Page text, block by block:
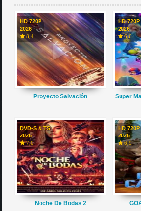
HD 720P
2026
8,4
Proyecto Salvación
HD 720P
2026
6,6
Super
DVD-S & TS
2026
7,0
Noche De Bodas 2
HD 720P
2026
6,9